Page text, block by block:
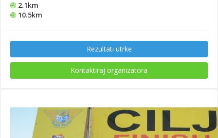
2.1km
10.5km
Rezultati utrke
Kontaktiraj organizatora